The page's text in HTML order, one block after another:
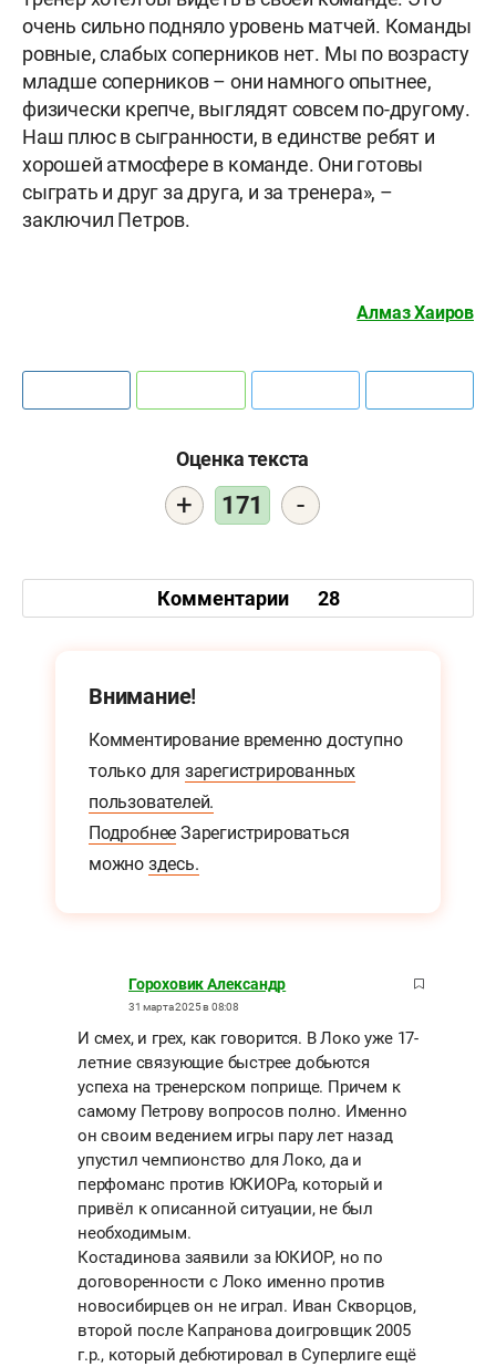
очень сильно подняло уровень матчей. Команды
ровные, слабых соперников нет. Мы по возрасту
младше соперников – они намного опытнее,
физически крепче, выглядят совсем по-другому.
Наш плюс в сыгранности, в единстве ребят и
хорошей атмосфере в команде. Они готовы
сыграть и друг за друга, и за тренера», –
заключил Петров.
Алмаз Хаиров
Оценка текста
+ 171 -
Комментарии 28
Внимание!
Комментирование временно доступно
только для зарегистрированных
пользователей.
Подробнее Зарегистрироваться
можно здесь.
Гороховик Александр
31 марта 2025 в 08:08
И смех, и грех, как говорится. В Локо уже 17-
летние связующие быстрее добьются
успеха на тренерском поприще. Причем к
самому Петрову вопросов полно. Именно
он своим ведением игры пару лет назад
упустил чемпионство для Локо, да и
перфоманс против ЮКИОРа, который и
привёл к описанной ситуации, не был
необходимым.
Костадинова заявили за ЮКИОР, но по
договоренности с Локо именно против
новосибирцев он не играл. Иван Скворцов,
второй после Капранова доигровщик 2005
г.р., который дебютировал в Суперлиге ещё